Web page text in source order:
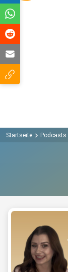
Startseite Podcasts